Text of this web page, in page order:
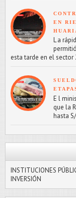
EN
L a
esta tarde en el sector
E l
que la
hasta
INSTITUCIONES
INVERSIÓN